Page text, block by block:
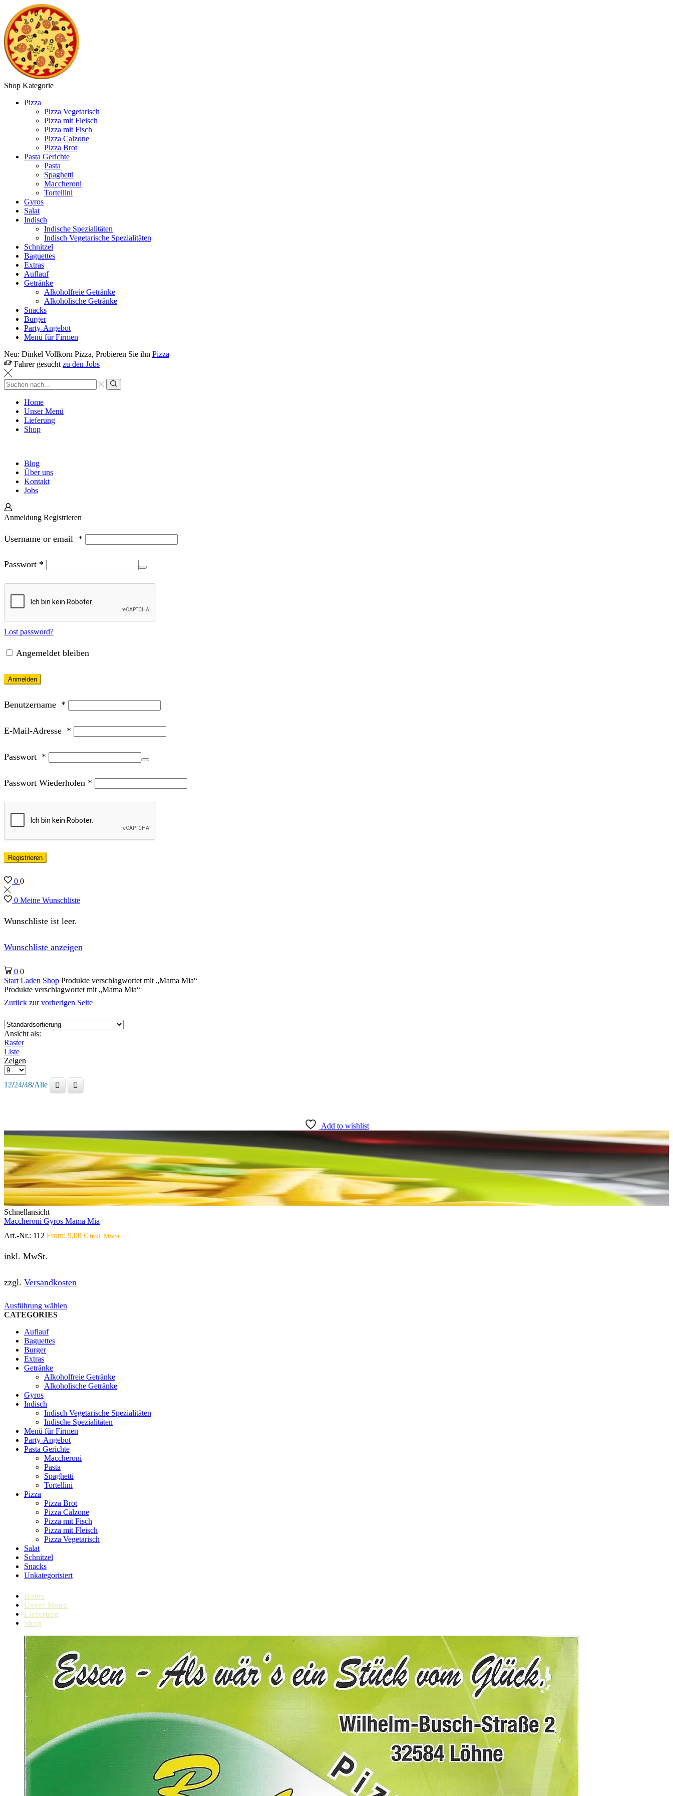
Shop Kategorie
Pizza
Pizza Vegetarisch
Pizza mit Fleisch
Pizza mit Fisch
Pizza Calzone
Pizza Brot
Pasta Gerichte
Pasta
Spaghetti
Maccheroni
Tortellini
Gyros
Salat
Indisch
Indische Spezialitäten
Indisch Vegetarische Spezialitäten
Schnitzel
Baguettes
Extras
Auflauf
Getränke
Alkoholfreie Getränke
Alkoholische Getränke
Snacks
Burger
Party-Angebot
Menü für Firmen
Neu: Dinkel Vollkorn Pizza, Probieren Sie ihn Pizza
Fahrer gesucht zu den Jobs
Sucheingabe
Suche
Home
Unser Menü
Lieferung
Shop
Blog
Über uns
Kontakt
Jobs
Anmeldung Registrieren
Username or email *
Passwort *
Lost password?
Angemeldet bleiben
Anmelden
Benutzername *
E-Mail-Adresse *
Passwort *
Passwort Wiederholen *
Registrieren
0 0
0 Meine Wunschliste
Wunschliste ist leer.
Wunschliste anzeigen
0 0
Start Laden Shop Produkte verschlagwortet mit „Mama Mia“
Produkte verschlagwortet mit „Mama Mia“
Zurück zur vorherigen Seite
Ansicht als:
Raster
Liste
Zeigen
Produkte
Seite
12/24/48/Alle
Add to wishlist
Schnellansicht
Maccheroni Gyros Mama Mia
Art.-Nr.: 112 From: 9,00 € inkl. MwSt.
inkl. MwSt.
zzgl. Versandkosten
Ausführung wählen
können
auf
gewählt
werden
CATEGORIES
Auflauf
Baguettes
Burger
Extras
Getränke
Alkoholfreie Getränke
Alkoholische Getränke
Gyros
Indisch
Indisch Vegetarische Spezialitäten
Indische Spezialitäten
Menü für Firmen
Party-Angebot
Pasta Gerichte
Maccheroni
Pasta
Spaghetti
Tortellini
Pizza
Pizza Brot
Pizza Calzone
Pizza mit Fisch
Pizza mit Fleisch
Pizza Vegetarisch
Salat
Schnitzel
Snacks
Unkategorisiert
Home
Unser Menü
Lieferung
Shop